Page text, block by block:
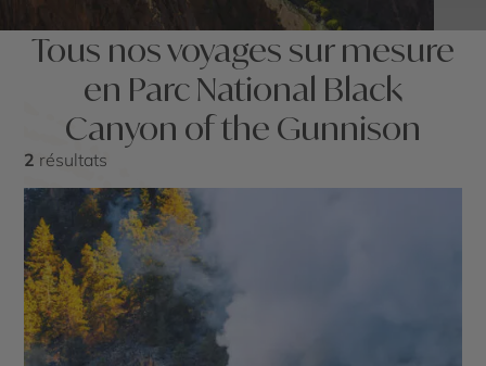
Tous nos voyages sur mesure
en Parc National Black
Canyon of the Gunnison
2 résultats